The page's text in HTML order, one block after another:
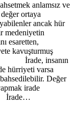
anlamsız ve
ortaya
ancak hür
medeniyetin
esaretten,
kavuşturmuş
İrade, insanın
hürriyeti varsa
Değer
irade
İrade…